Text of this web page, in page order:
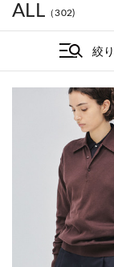
ALL （302)
絞